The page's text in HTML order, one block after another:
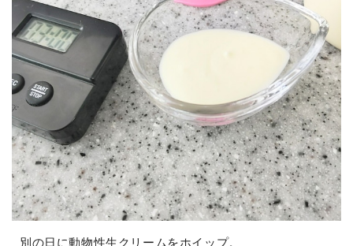
別の日に動物性生クリームをホイップ。